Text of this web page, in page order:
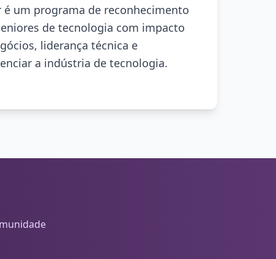
é um programa de reconhecimento
de tecnologia com impacto
liderança técnica e
a indústria de tecnologia.